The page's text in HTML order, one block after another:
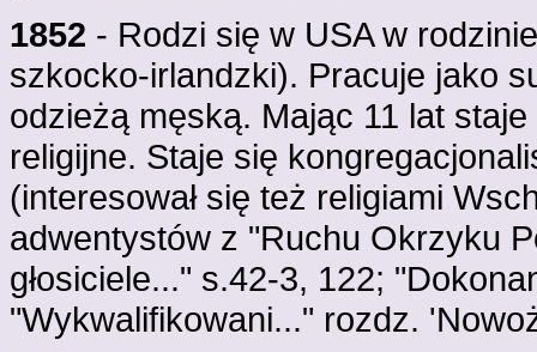
1852 - Rodzi się w USA w
szkocko-irlandzki). Pracuje jako
odzieżą męską. Mając 11 lat
religijne. Staje się
(interesował się też religiami
adwentystów z "Ruchu Okrzyku
głosiciele..." s.42-3, 122;
"Wykwalifikowani..." rozdz.